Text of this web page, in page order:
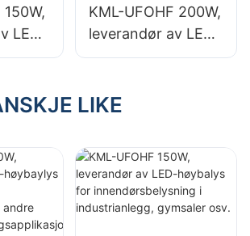
sapplikasjoner.
LED-
KML-UFOHF 200W,
leverandør av LED-
høybalys for
i utstillingshaller,
LIKE